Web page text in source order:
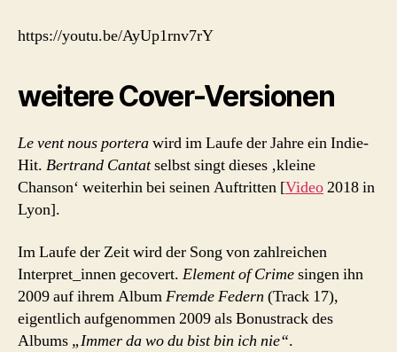
https://youtu.be/AyUp1rnv7rY
weitere Cover-Versionen
Le vent nous porterawird im Laufe der Jahre ein Indie-
Hit. Bertrand Cantatselbst singt dieses ‚kleine
Chanson‘ weiterhin bei seinen Auftritten [Video2018 in
Lyon].
Im Laufe der Zeit wird der Song von zahlreichen
Interpret_innen gecovert. Element of Crimesingen ihn
2009 auf ihrem AlbumFremde Federn (Track 17),
eigentlich aufgenommen 2009 als Bonustrack des
Albums „Immer da wo du bist bin ich nie“.